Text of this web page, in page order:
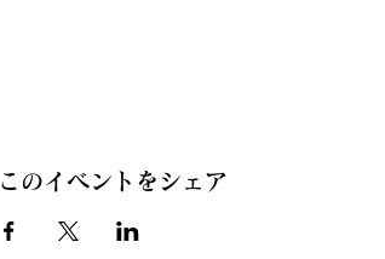
このイベントをシェア